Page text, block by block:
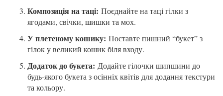
Композиція на таці: Поєднайте на таці гілки з
ягодами, свічки, шишки та мох.
У плетеному кошику: Поставте пишний “букет” з
гілок у великий кошик біля входу.
Додаток до букета: Додайте гілочки шипшини до
будь-якого букета з осінніх квітів для додання текстури
та кольору.